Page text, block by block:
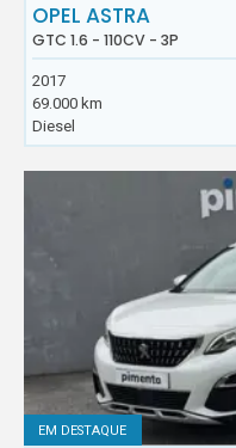
OPEL ASTRA
GTC 1.6 - 110CV - 3P
2017
69.000 km
Diesel
EM DESTAQUE